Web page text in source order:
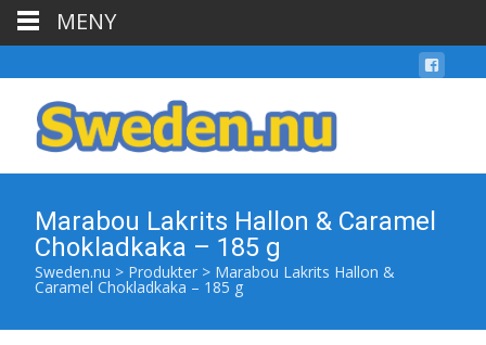
Marabou Lakrits Hallon & Caramel
Chokladkaka – 185 g
Sweden.nu > Produkter > Marabou Lakrits Hallon &
Caramel Chokladkaka – 185 g
MENY